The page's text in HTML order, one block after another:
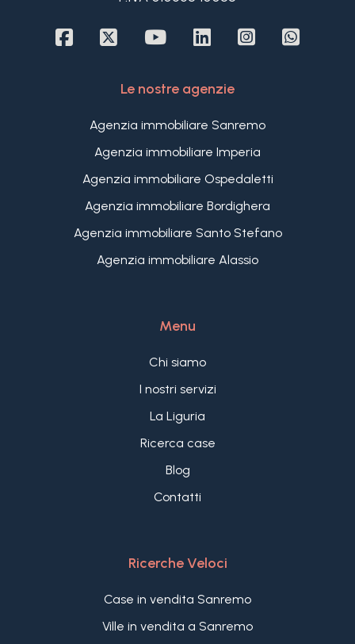
Le nostre agenzie
Agenzia immobiliare Sanremo
Agenzia immobiliare Imperia
Agenzia immobiliare Ospedaletti
Agenzia immobiliare Bordighera
Agenzia immobiliare Santo Stefano
Agenzia immobiliare Alassio
Menu
Chi siamo
I nostri servizi
La Liguria
Ricerca case
Blog
Contatti
Ricerche Veloci
Case in vendita Sanremo
Ville in vendita a Sanremo